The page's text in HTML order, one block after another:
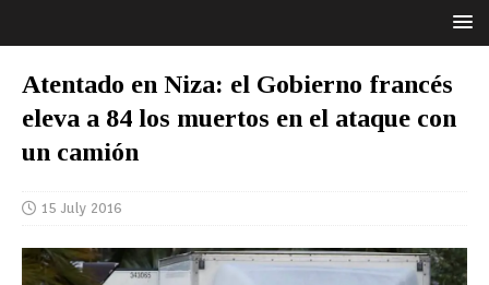
Atentado en Niza: el Gobierno francés
eleva a 84 los muertos en el ataque con
un camión
15 July 2016